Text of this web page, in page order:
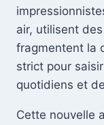
air, utilisent
fragmentent la
strict pour
quotidiens et
Cette nouvelle